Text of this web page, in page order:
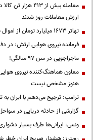
معامله بیش از
ارزش معاملات روز شدند
تهاتر ۱۶۷۳ میلیارد تومان از اموال شرکت‌های تراستی
فرمانده نیروی هوایی ارتش: در
ماجراجویی در سن ۹۷ سالگی!
معاون هماهنگ‌کننده نیروی
هنوز مشخص نیست
ترامپ: ترجیح می‌دهم با ایران به
گزارشی از حادثه دریایی در
ونس: ایرانی‌ها طرف بسیار